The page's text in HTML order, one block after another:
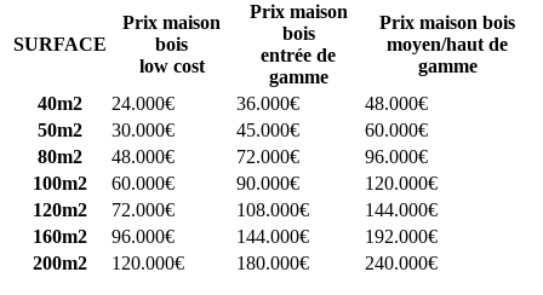
SURFACE
Prix maison
bois
low cost
Prix maison
bois
entrée de
gamme
Prix maison bois
moyen/haut de
gamme
40m2
24.000€ 36.000€
48.000€
50m2
30.000€ 45.000€
60.000€
80m2
48.000€ 72.000€
96.000€
100m2
60.000€ 90.000€
120.000€
120m2
72.000€ 108.000€
144.000€
160m2
96.000€ 144.000€
192.000€
200m2
120.000€ 180.000€ 240.000€